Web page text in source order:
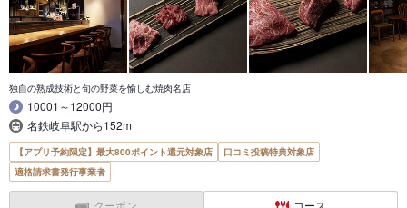
独自の熟成技術と旬の野菜を愉しむ焼肉名店
10001～12000円
名鉄岐阜駅から152m
【アプリ予約限定】最大800ポイント還元対象店
口コミ投稿特典対象店
適格請求書発行事業者